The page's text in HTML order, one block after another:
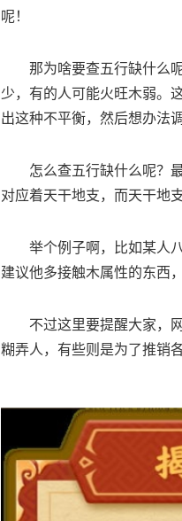
呢！
那为啥要查五行缺什么
少，有的人可能火旺木弱。
出这种不平衡，然后想办法调
怎么查五行缺什么呢？
对应着天干地支，而天干地
举个例子啊，比如某人
建议他多接触木属性的东西
不过这里要提醒大家，
糊弄人，有些则是为了推销